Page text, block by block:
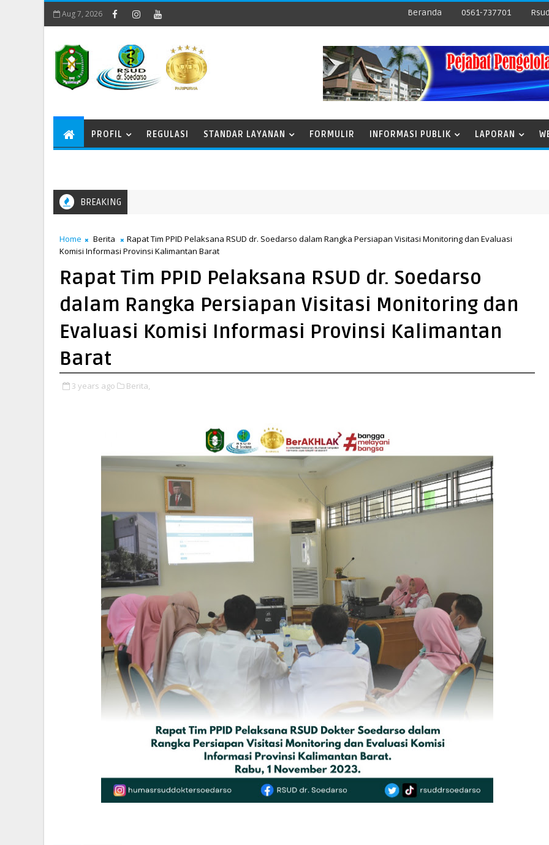
Aug 7, 2026 Beranda 0561-737701
PROFIL REGULASI STANDAR LAYANAN FORMULIR INFORMASI PUBLIK LAPORAN
BREAKING
Home Berita
Rapat Tim PPID Pelaksana RSUD dr. Soedarso dalam Rangka Persiapan Visitasi Monitoring dan Evaluasi
Komisi Informasi Provinsi Kalimantan Barat
Rapat Tim PPID Pelaksana RSUD dr. Soedarso
dalam Rangka Persiapan Visitasi Monitoring dan
Evaluasi Komisi Informasi Provinsi Kalimantan
Barat
3 years ago Berita,